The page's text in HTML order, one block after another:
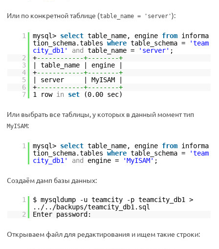
Или по конкретной таблице (table_name = 'server' ):
1 mysql> select table_name, engine from informa
tion_schema.tables where table_schema =
'team
city_db1'
and table_name = 'server' ;
2
+------------+--------+
3
| table_name | engine |
4
+------------+--------+
5
| server | MyISAM |
6
+------------+--------+
7
1 row in set (0.00 sec)
Или выбрать все таблицы, у которых в данный момент тип
MyISAM:
1 mysql> select table_name, engine from informa
tion_schema.tables where table_schema =
'team
city_db1'
and engine = 'MyISAM' ;
Создаём дамп базы данных:
1
$ mysqldump -u teamcity -p teamcity_db1 >
../.. /backups/teamcity_db1 .sql
2
Enter password:
Открываем файл для редактирования и ищем такие строки: